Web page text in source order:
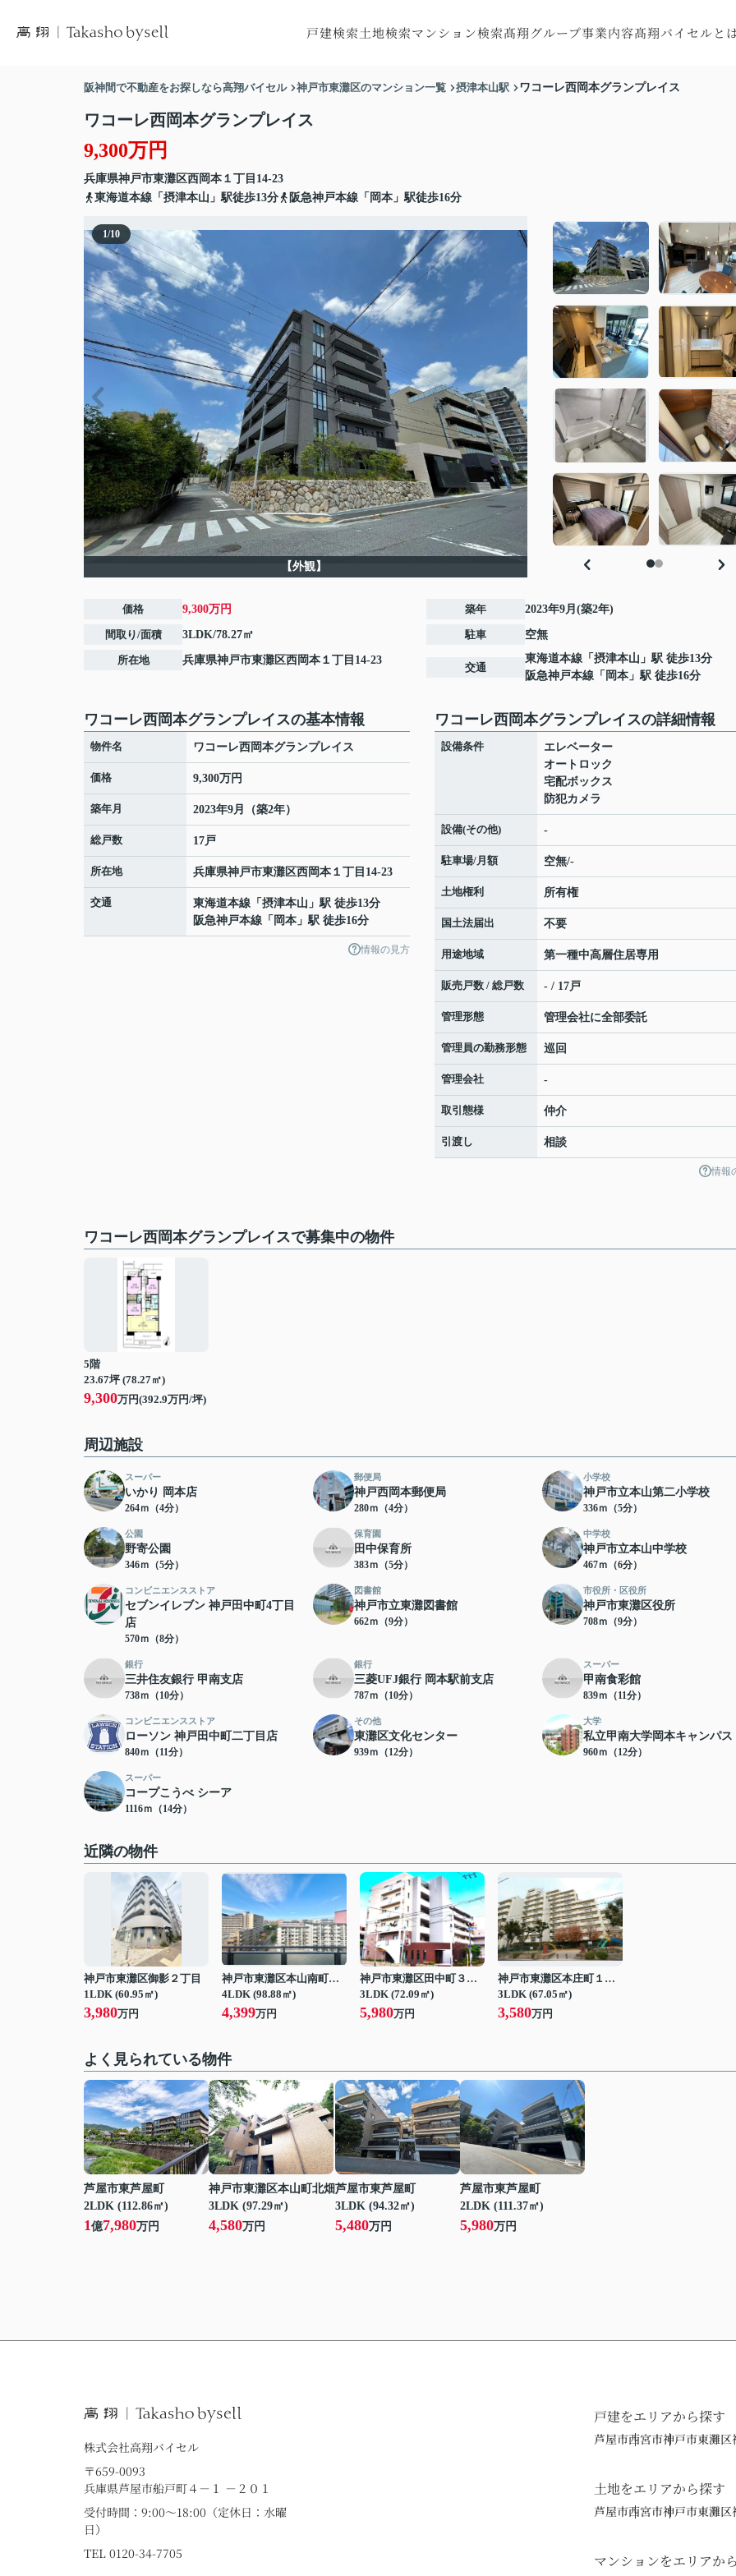
戸建検索
沿線から探す
地図から探す
土地検索
沿線から探す
マンション検索
沿線から探す
髙翔グループ事業内容
RC住宅
特殊建造物
髙翔バイセルと
スタッフ紹介
阪神間で不動産をお探しなら高翔バイセル 神戸市東灘区のマンション一覧 摂津本山駅 ワコーレ西岡本グランプレイス
ワコーレ西岡本グランプレイス
9,300万円
兵庫県神戸市東灘区西岡本 １丁目14-23
東海道本線「摂津本山」駅徒歩13分
阪急神戸本線「岡本」駅徒歩16分
1/10
【外観】
価格 9,300万円
間取り/面積 3LDK/78.27㎡
所在地 兵庫県神戸市東灘区西岡本 １丁目14-23
築年 2023年9月(築2年)
駐車 空無
交通
東海道本線 「 摂津本山 」駅 徒歩13分
阪急神戸本線 「 岡本 」駅 徒歩16分
ワコーレ西岡本グランプレイスの基本情報
物件名 ワコーレ西岡本グランプレイス
価格 9,300万円
築年月 2023年9月（築2年）
総戸数 17戸
所在地 兵庫県神戸市東灘区西岡本 １丁目14-23
交通 東海道本線 「 摂津本山 」駅 徒歩13分
阪急神戸本線 「 岡本 」駅 徒歩16分
情報の見方
ワコーレ西岡本グランプレイスの詳細情報
設備条件
エレベーター
オートロック
宅配ボックス
防犯カメラ
設備(その他) -
駐車場/月額 空無/-
土地権利 所有権
国土法届出 不要
用途地域 第一種中高層住居専用
販売戸数 / 総戸数 - / 17戸
管理形態 管理会社に全部委託
管理員の勤務形態 巡回
管理会社 -
取引態様 仲介
引渡し 相談
情報
ワコーレ西岡本グランプレイスで募集中の物件
5階
23.67坪 (78.27㎡)
9,300万円(392.9万円/坪)
周辺施設
スーパー
いかり 岡本店
264ｍ（4分）
郵便局
神戸西岡本郵便局
280ｍ（4分）
小学校
神戸市立本山第二小学校
336ｍ（5分）
公園
野寄公園
346ｍ（5分）
保育園
田中保育所
383ｍ（5分）
中学校
神戸市立本山中学校
467ｍ（6分）
コンビニエンスストア
セブンイレブン 神戸田中町4丁目
店
570ｍ（8分）
図書館
神戸市立東灘図書館
662ｍ（9分）
市役所・区役所
神戸市東灘区役所
708ｍ（9分）
銀行
三井住友銀行 甲南支店
738ｍ（10分）
銀行
三菱UFJ銀行 岡本駅前支店
787ｍ（10分）
スーパー
甲南食彩館
839ｍ（11分）
コンビニエンスストア
ローソン 神戸田中町二丁目店
840ｍ（11分）
その他
東灘区文化センター
939ｍ（12分）
大学
私立甲南大学岡本キャンパス
960ｍ（12分）
スーパー
コープこうべ シーア
1116ｍ（14分）
近隣の物件
神戸市東灘区御影２丁目
1LDK (60.95㎡)
3,980万円
神戸市東灘区本山南町３丁目
4LDK (98.88㎡)
4,399万円
神戸市東灘区田中町３丁目
3LDK (72.09㎡)
5,980万円
神戸市東灘区本庄町１丁目
3LDK (67.05㎡)
3,580万円
よく見られている物件
芦屋市東芦屋町
2LDK (112.86㎡)
1億7,980万円
神戸市東灘区本山町北畑
3LDK (97.29㎡)
4,580万円
芦屋市東芦屋町
3LDK (94.32㎡)
5,480万円
芦屋市東芦屋町
2LDK (111.37㎡)
5,980万円
株式会社高翔バイセル
〒659-0093
兵庫県芦屋市船戸町４－１ －２０１
受付時間：9:00～18:00（定休日：水曜
日）
TEL 0120-34-7705
戸建をエリアから探す
芦屋市西宮市神戸市東灘区
土地をエリアから探す
芦屋市西宮市神戸市東灘区
マンションをエリアか